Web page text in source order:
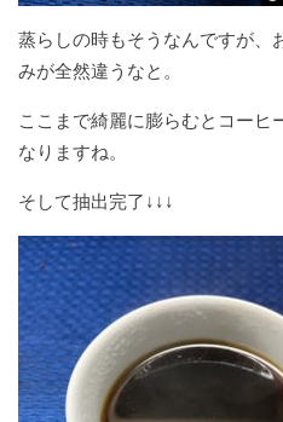
蒸らしの時もそうなんですが、
みが全然違うなと。
ここまで綺麗に膨らむとコーヒ
なりますね。
そして抽出完了↓↓↓